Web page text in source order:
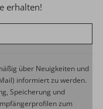
erhalten!
über Neuigkeiten und
informiert zu werden.
Speicherung und
zum